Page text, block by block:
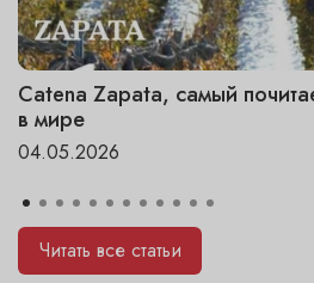
Catena Zapata, самый
в мире
04.05.2026
Читать все статьи